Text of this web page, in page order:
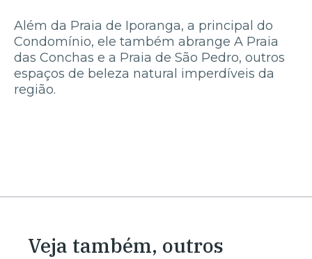
Além da Praia de Iporanga, a principal do
Condomínio, ele também abrange A Praia
das Conchas e a Praia de São Pedro, outros
espaços de beleza natural imperdíveis da
região.
Veja também, outros